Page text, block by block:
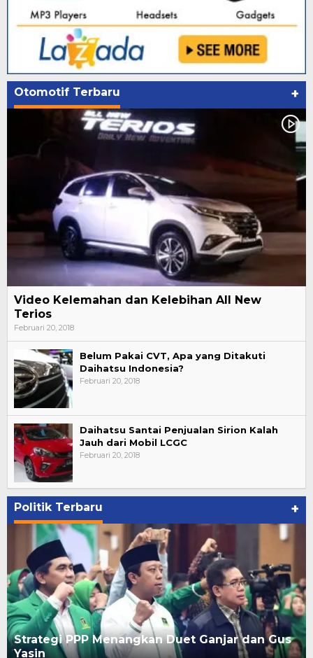
Otomotif Terbaru +
Video Kelemahan dan Kelebihan All New
Terios
Februari 20, 2018
Belum Pakai CVT, Apa yang Ditakuti
Daihatsu Indonesia?
Februari 20, 2018
Daihatsu Santai Penjualan Sirion Kalah
Jauh dari Mobil LCGC
Februari 20, 2018
Politik Terbaru +
Strategi PPP Menangkan Duet Ganjar dan Gus
Yasin